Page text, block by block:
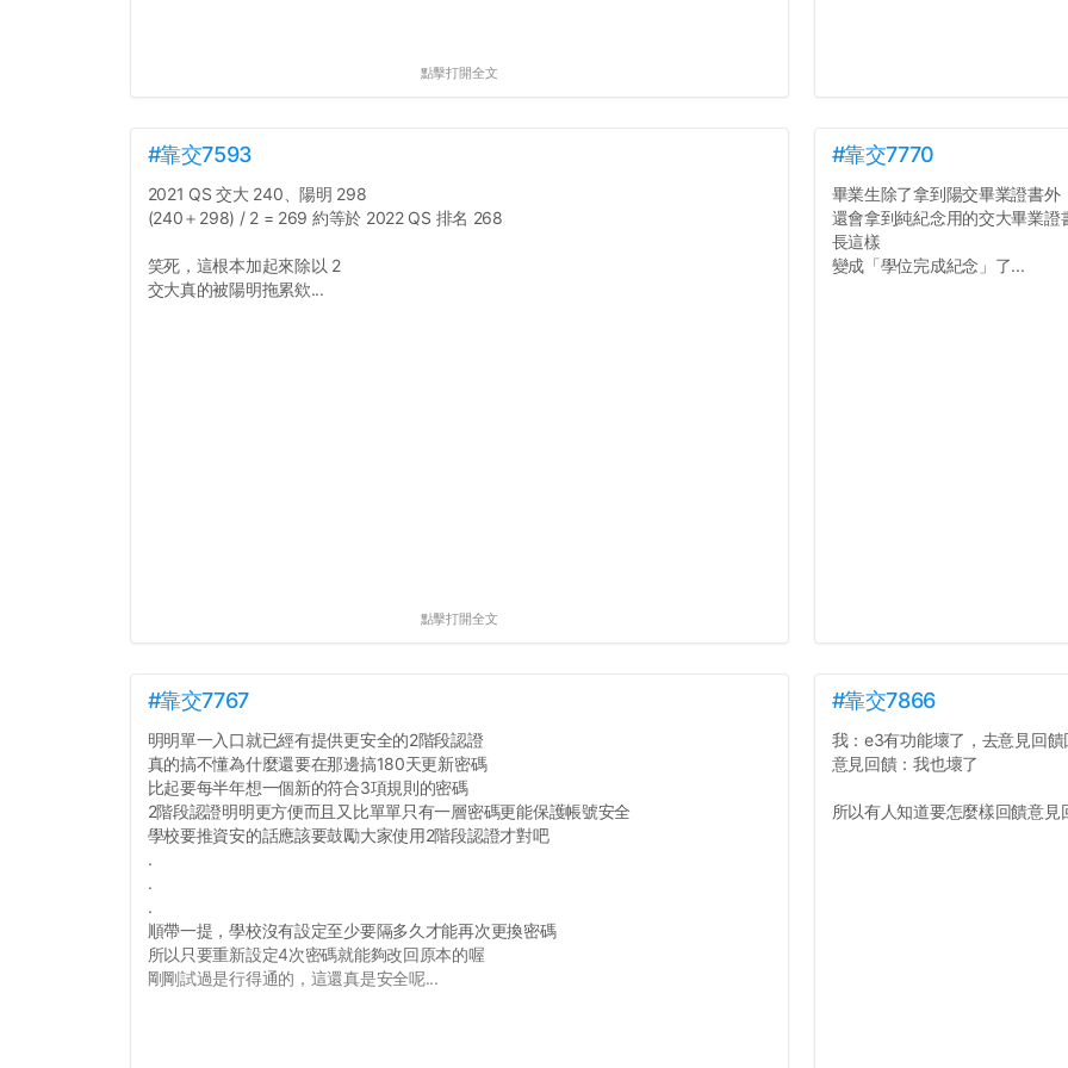
點擊打開全文
#靠交7593
2021 QS 交大 240、陽明 298
(240＋298) / 2 = 269 約等於 2022 QS 排名 268
笑死，這根本加起來除以 2
交大真的被陽明拖累欸...
點擊打開全文
#靠交7770
畢業生除了拿到陽交畢業證書外
還會拿到純紀念用的交大畢業證
長這樣
變成「學位完成紀念」了...
#靠交7767
明明單一入口就已經有提供更安全的2階段認證
真的搞不懂為什麼還要在那邊搞180天更新密碼
比起要每半年想一個新的符合3項規則的密碼
2階段認證明明更方便而且又比單單只有一層密碼更能保護帳號安全
學校要推資安的話應該要鼓勵大家使用2階段認證才對吧
.
.
.
順帶一提，學校沒有設定至少要隔多久才能再次更換密碼
所以只要重新設定4次密碼就能夠改回原本的喔
剛剛試過是行得通的，這還真是安全呢...
#靠交7866
我：e3有功能壞了，去意見回饋
意見回饋：我也壞了
所以有人知道要怎麼樣回饋意見